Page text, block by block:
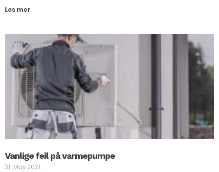
Les mer
Vanlige feil på varmepumpe
31. May 2021